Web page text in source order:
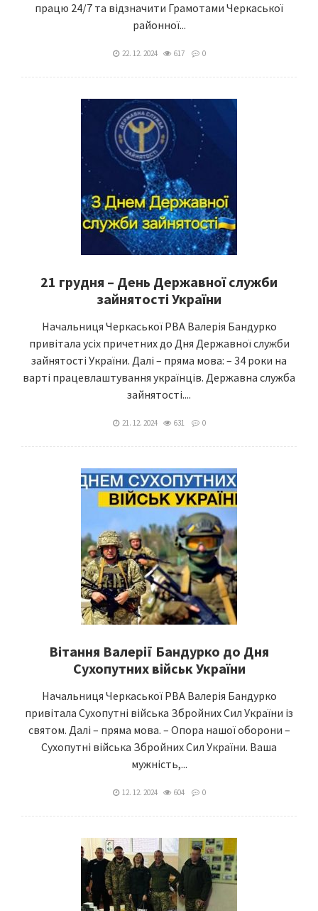
працю 24/7 та відзначити Грамотами Черкаської
районної...
22. 12. 2024 617 0
21 грудня – День Державної служби
зайнятості України
Начальниця Черкаської РВА Валерія Бандурко
привітала усіх причетних до Дня Державної служби
зайнятості України. Далі – пряма мова: – 34 роки на
варті працевлаштування українців. Державна служба
зайнятості....
21. 12. 2024 631 0
Вітання Валерії Бандурко до Дня
Сухопутних військ України
Начальниця Черкаської РВА Валерія Бандурко
привітала Сухопутні війська Збройних Сил України із
святом. Далі – пряма мова. – Опора нашої оборони –
Сухопутні війська Збройних Сил України. Ваша
мужність,...
12. 12. 2024 604 0